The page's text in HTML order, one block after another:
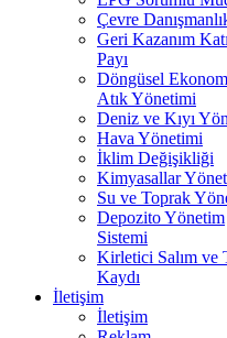
Çevre
Geri Kazanım
Payı
Döngüsel
Atık Yönetimi
Deniz ve Kıyı
Hava Yönetimi
İklim Değişikliği
Kimyasallar
Su ve Toprak
Depozito Yönetim
Sistemi
Kirletici Salım ve
Kaydı
İletişim
İletişim